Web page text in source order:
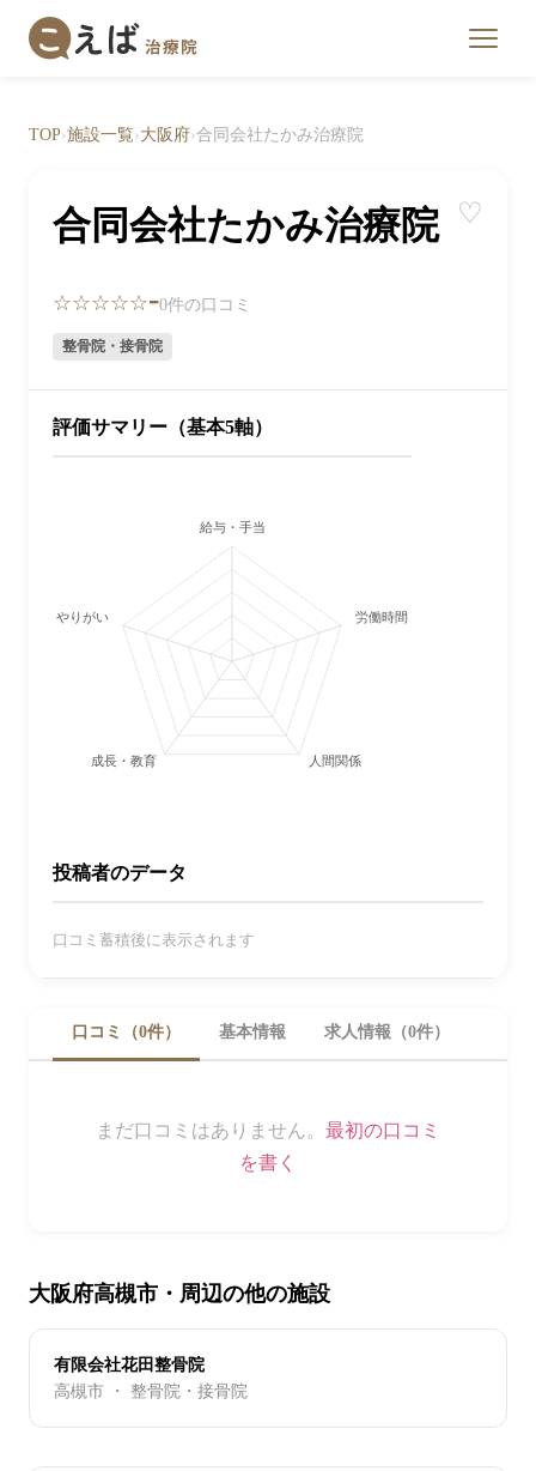
TOP›施設一覧›大阪府›合同会社たかみ治療院
合同会社たかみ治療院 ♡
☆☆☆☆☆-0件の口コミ
整骨院・接骨院
評価サマリー（基本5軸）
給与・手当
労働時間・休日
人間関係
成長・教育
やりがい
投稿者のデータ
口コミ蓄積後に表示されます
口コミ（0件） 基本情報 求人情報（0件）
まだ口コミはありません。 最初の口コミ
を書く
大阪府高槻市・周辺の他の施設
有限会社花田整骨院
高槻市 ・ 整骨院・接骨院